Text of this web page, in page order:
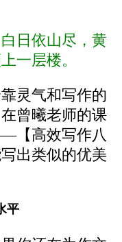
日依山尽，黄
一层楼。
灵气和写作的
曾曦老师的课
【高效写作八
出类似的优美
平